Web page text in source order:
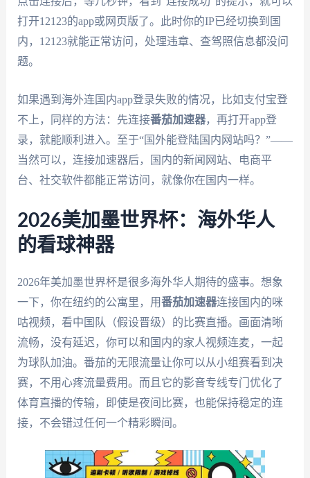
打开12123的app或网页版了。此时你的IP已经切换到国
内，12123就能正常访问，处理违章、查驾照信息都没问
题。
如果遇到海外连国内app登录失败的情况，比如支付宝登
不上，同样的方法：先连接番茄加速器，再打开app登
录，就能顺利进入。至于“国外能登陆国内网站吗？”——
当然可以，连接加速器后，国内的新闻网站、电商平
台、社交软件都能正常访问，就像你在国内一样。
2026美加墨世界杯：海外华人
的看球神器
2026年美加墨世界杯是很多海外华人期待的盛事。想象
一下，你在纽约的公寓里，用番茄加速器连接国内的咪
咕视频，看中国队（假设晋级）的比赛直播。画面清晰
流畅，没有延迟，你可以和国内的家人视频连麦，一起
为球队加油。番茄的无限流量让你可以从小组赛看到决
赛，不用心疼流量费用。而且它的影音专线专门优化了
体育直播的传输，即使是夜间比赛，也能保持稳定的连
接，不会错过任何一个精彩瞬间。